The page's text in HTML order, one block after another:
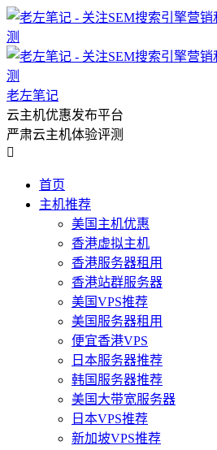
老左笔记
云主机优惠发布平台
严肃云主机体验评测

首页
主机推荐
美国主机优惠
香港虚拟主机
香港服务器租用
香港站群服务器
美国VPS推荐
美国服务器租用
便宜香港VPS
日本服务器推荐
韩国服务器推荐
美国大带宽服务器
日本VPS推荐
新加坡VPS推荐